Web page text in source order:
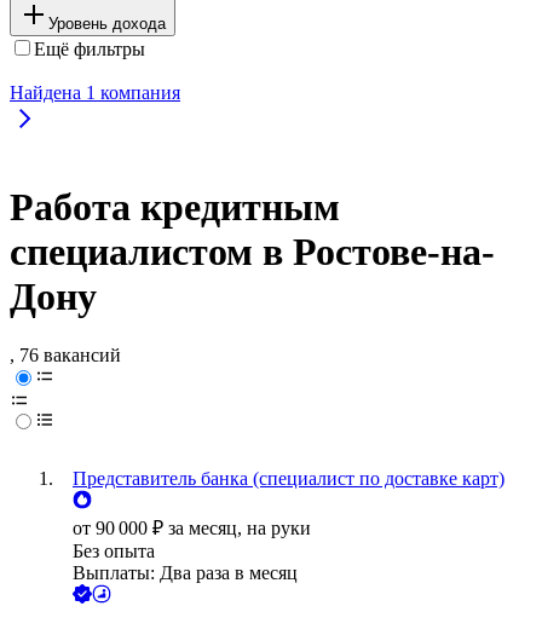
Уровень дохода
Ещё фильтры
Найдена 1 компания
Работа кредитным
специалистом в Ростове-на-
Дону
, 76 вакансий
Представитель банка (специалист по доставке карт)
от 90 000 ₽ за месяц, на руки
Без опыта
Выплаты: Два раза в месяц